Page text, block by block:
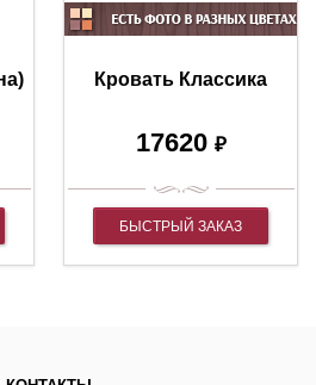
Кровать Классика
17620 ₽
БЫСТРЫЙ ЗАКАЗ